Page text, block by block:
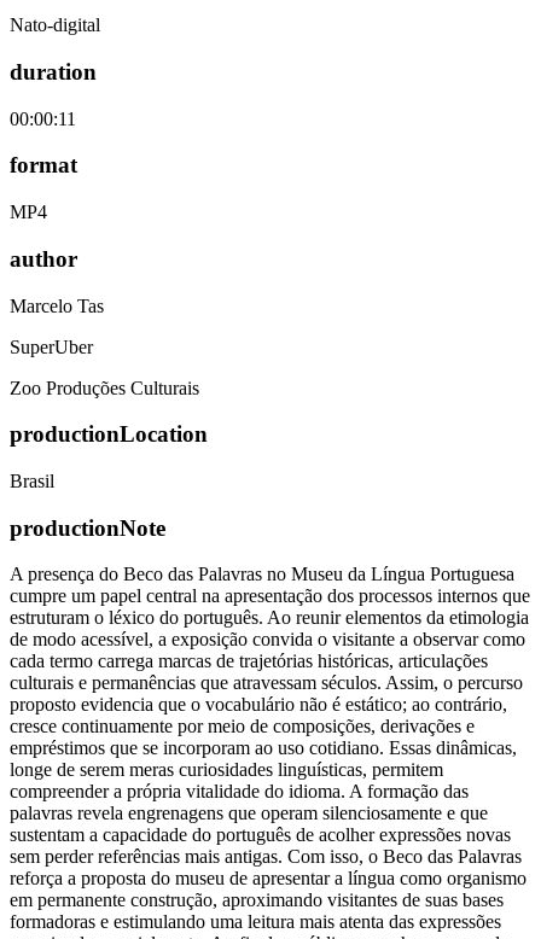
Nato-digital
duration
00:00:11
format
MP4
author
Marcelo Tas
SuperUber
Zoo Produções Culturais
productionLocation
Brasil
productionNote
A presença do Beco das Palavras no Museu da Língua Portuguesa
cumpre um papel central na apresentação dos processos internos que
estruturam o léxico do português. Ao reunir elementos da etimologia
de modo acessível, a exposição convida o visitante a observar como
cada termo carrega marcas de trajetórias históricas, articulações
culturais e permanências que atravessam séculos. Assim, o percurso
proposto evidencia que o vocabulário não é estático; ao contrário,
cresce continuamente por meio de composições, derivações e
empréstimos que se incorporam ao uso cotidiano. Essas dinâmicas,
longe de serem meras curiosidades linguísticas, permitem
compreender a própria vitalidade do idioma. A formação das
palavras revela engrenagens que operam silenciosamente e que
sustentam a capacidade do português de acolher expressões novas
sem perder referências mais antigas. Com isso, o Beco das Palavras
reforça a proposta do museu de apresentar a língua como organismo
em permanente construção, aproximando visitantes de suas bases
formadoras e estimulando uma leitura mais atenta das expressões